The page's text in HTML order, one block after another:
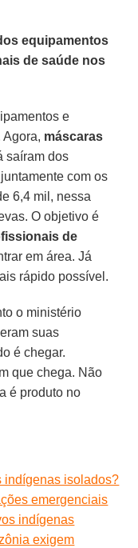
equipamentos
de saúde nos
e
Agora, máscaras
saíram dos
com os
6,4 mil, nessa
O objetivo é
de
em área. Já
rápido possível.
o ministério
suas
é chegar.
que chega. Não
é produto no
indígenas isolados?
emergenciais
indígenas
exigem